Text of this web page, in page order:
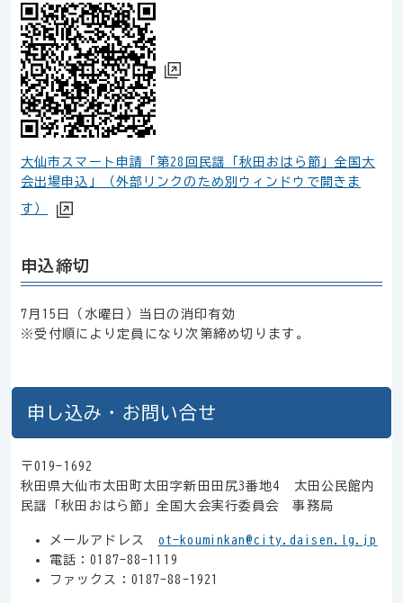
大仙市スマート申請「第28回民謡「秋田おはら節」全国大
会出場申込」（外部リンクのため別ウィンドウで開きま
す）
申込締切
7月15日（水曜日）当日の消印有効
※受付順により定員になり次第締め切ります。
申し込み・お問い合せ
〒019-1692
秋田県大仙市太田町太田字新田田尻3番地4 太田公民館内
民謡「秋田おはら節」全国大会実行委員会 事務局
メールアドレス ot-kouminkan@city.daisen.lg.jp
電話：0187-88-1119
ファックス：0187-88-1921